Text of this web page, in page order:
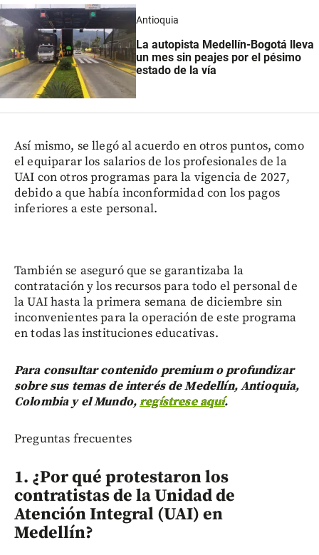
Antioquia
La autopista Medellín-Bogotá lleva
un mes sin peajes por el pésimo
estado de la vía
Así mismo, se llegó al acuerdo en otros puntos, como
el equiparar los salarios de los profesionales de la
UAI con otros programas para la vigencia de 2027,
debido a que había inconformidad con los pagos
inferiores a este personal.
También se aseguró que se garantizaba la
contratación y los recursos para todo el personal de
la UAI hasta la primera semana de diciembre sin
inconvenientes para la operación de este programa
en todas las instituciones educativas.
Para consultar contenido premium o profundizar
sobre sus temas de interés de Medellín, Antioquia,
Colombia y el Mundo,regístrese aquí.
Preguntas frecuentes
1. ¿Por qué protestaron los
contratistas de la Unidad de
Atención Integral (UAI) en
Medellín?